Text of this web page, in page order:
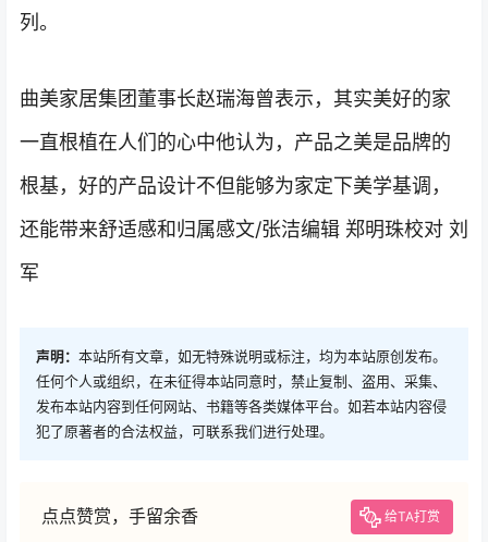
列。
曲美家居集团董事长赵瑞海曾表示，其实美好的家
一直根植在人们的心中他认为，产品之美是品牌的
根基，好的产品设计不但能够为家定下美学基调，
还能带来舒适感和归属感文/张洁编辑 郑明珠校对 刘
军
声明： 本站所有文章，如无特殊说明或标注，均为本站原创发布。
任何个人或组织，在未征得本站同意时，禁止复制、盗用、采集、
发布本站内容到任何网站、书籍等各类媒体平台。如若本站内容侵
犯了原著者的合法权益，可联系我们进行处理。
点点赞赏，手留余香 给TA打赏